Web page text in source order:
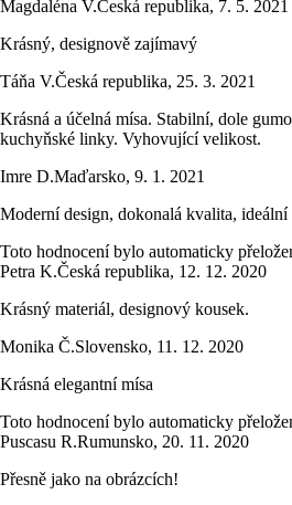
Magdaléna V.Česká republika, 7. 5. 2021
Krásný, designově zajímavý
Táňa V.Česká republika, 25. 3. 2021
Krásná a účelná mísa. Stabilní, dole
kuchyňské linky. Vyhovující velikost.
Imre D.Maďarsko, 9. 1. 2021
Moderní design, dokonalá kvalita, ideální
Toto hodnocení bylo automaticky
Petra K.Česká republika, 12. 12. 2020
Krásný materiál, designový kousek.
Monika Č.Slovensko, 11. 12. 2020
Krásná elegantní mísa
Toto hodnocení bylo automaticky
Puscasu R.Rumunsko, 20. 11. 2020
Přesně jako na obrázcích!